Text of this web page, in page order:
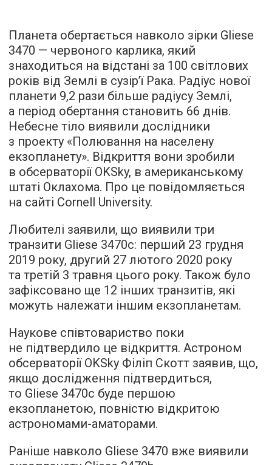
Планета обертається навколо зірки Gliese
3470 — червоного карлика, який
знаходиться на відстані за 100 світлових
років від Землі в сузір’ї Рака. Радіус нової
планети 9,2 рази більше радіусу Землі,
а період обертання становить 66 днів.
Небесне тіло виявили дослідники
з проекту «Полювання на населену
екзопланету». Відкриття вони зробили
в обсерваторії OKSky, в американському
штаті Оклахома. Про це повідомляється
на сайті Cornell University.
Любителі заявили, що виявили три
транзити Gliese 3470с: перший 23 грудня
2019 року, другий 27 лютого 2020 року
та третій 3 травня цього року. Також було
зафіксовано ще 12 інших транзитів, які
можуть належати іншим екзопланетам.
Наукове співтовариство поки
не підтвердило це відкриття. Астроном
обсерваторії OKSky Філіп Скотт заявив, що,
якщо дослідження підтвердиться,
то Gliese 3470c буде першою
екзопланетою, повністю відкритою
астрономами-аматорами.
Раніше навколо Gliese 3470 вже виявили